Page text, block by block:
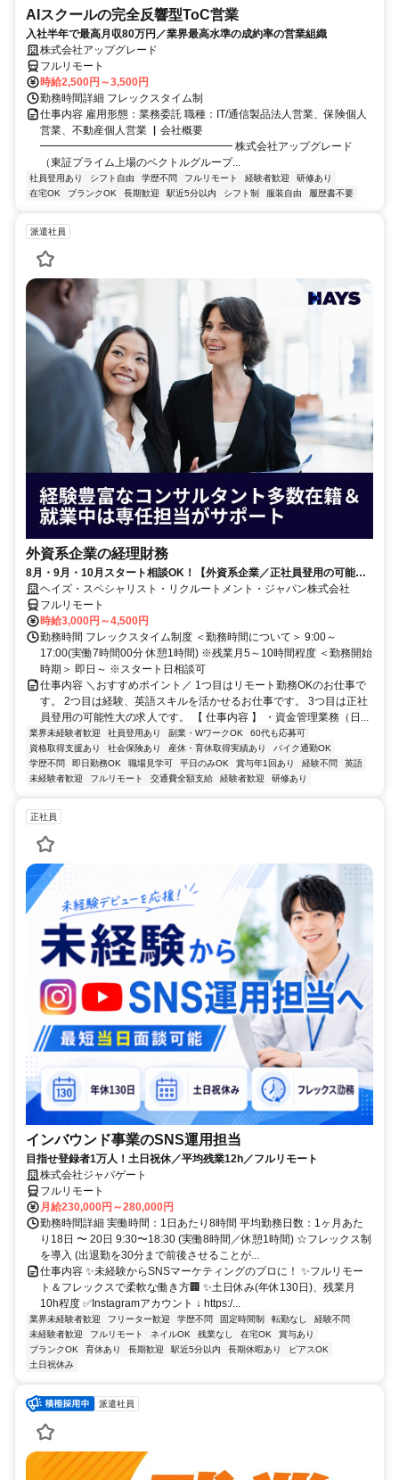
AIスクールの完全反響型ToC営業
入社半年で最高月収80万円／業界最高水準の成約率の営業組織
株式会社アップグレード
フルリモート
時給2,500円～3,500円
勤務時間詳細 フレックスタイム制
仕事内容 雇用形態：業務委託 職種：IT/通信製品法人営業、保険個人
営業、不動産個人営業 ▏会社概要
━━━━━━━━━━━━━━━━━━ 株式会社アップグレード
（東証プライム上場のベクトルグループ...
社員登用あり シフト自由 学歴不問 フルリモート 経験者歓迎
研修あり
在宅OK
ブランクOK 長期歓迎 駅近5分以内 シフト制 服装自由 履歴書不要
派遣社員
外資系企業の経理財務
8月・9月・10月スタート相談OK！【外資系企業／正社員登用の可能性
大／700万～800万／リモート勤務OK】経理財務
ヘイズ・スペシャリスト・リクルートメント・ジャパン株式会社
フルリモート
時給3,000円～4,500円
勤務時間 フレックスタイム制度 ＜勤務時間について＞ 9:00～
17:00(実働7時間00分 休憩1時間) ※残業月5～10時間程度 ＜勤務開始
時期＞ 即日～ ※スタート日相談可
仕事内容 ＼おすすめポイント／ 1つ目はリモート勤務OKのお仕事で
す。 2つ目は経験、英語スキルを活かせるお仕事です。 3つ目は正社
員登用の可能性大の求人です。 【 仕事内容 】 ・資金管理業務（日...
業界未経験者歓迎 社員登用あり 副業・WワークOK
60代も応募可
資格取得支援あり
社会保険あり 産休・育休取得実績あり
バイク通勤OK
学歴不問
即日勤務OK 職場見学可 平日のみOK 賞与年1回あり 経験不問
英語
未経験者歓迎
フルリモート 交通費全額支給 経験者歓迎 研修あり
正社員
インバウンド事業のSNS運用担当
目指せ登録者1万人！土日祝休／平均残業12h／フルリモート
株式会社ジャパゲート
フルリモート
月給230,000円～280,000円
勤務時間詳細 実働時間：1日あたり8時間 平均勤務日数：1ヶ月あた
り18日 〜 20日 9:30〜18:30 (実働8時間／休憩1時間) ☆フレックス制
を導入 (出退勤を30分まで前後させることが...
仕事内容 ✨未経験からSNSマーケティングのプロに！ ✨フルリモー
ト＆フレックスで柔軟な働き方🏢 ✨土日休み(年休130日)、残業月
10h程度 ✅Instagramアカウント ↓ https:/...
業界未経験者歓迎 フリーター歓迎 学歴不問 固定時間制 転勤なし
経験不問
未経験者歓迎
フルリモート ネイルOK 残業なし 在宅OK
賞与あり
ブランクOK
育休あり 長期歓迎 駅近5分以内 長期休暇あり
ピアスOK
土日祝休み
派遣社員